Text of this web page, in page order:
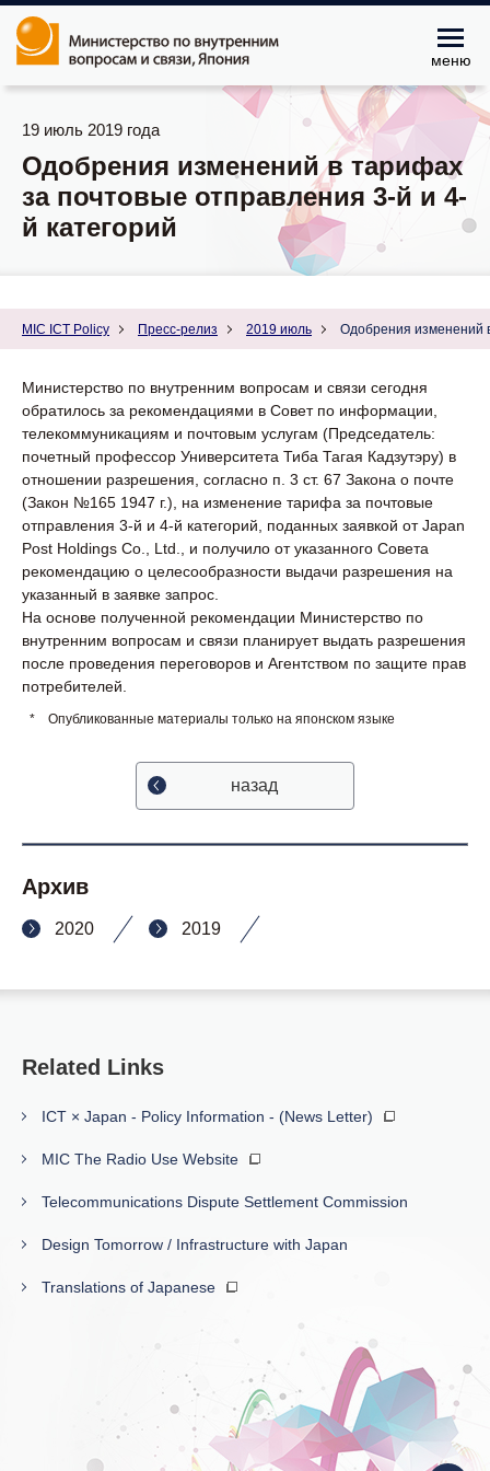
меню
MIC ICT Policy Пресс-релиз 2019 июль Одобрения изменений
19 июль 2019 года
Одобрения изменений в тарифах
за почтовые отправления 3-й и 4-
й категорий
Министерство по внутренним вопросам и связи сегодня
обратилось за рекомендациями в Совет по информации,
телекоммуникациям и почтовым услугам (Председатель:
почетный профессор Университета Тиба Тагая Кадзутэру) в
отношении разрешения, согласно п. 3 ст. 67 Закона о почте
(Закон №165 1947 г.), на изменение тарифа за почтовые
отправления 3-й и 4-й категорий, поданных заявкой от Japan
Post Holdings Co., Ltd., и получило от указанного Совета
рекомендацию о целесообразности выдачи разрешения на
указанный в заявке запрос.
На основе полученной рекомендации Министерство по
внутренним вопросам и связи планирует выдать разрешения
после проведения переговоров и Агентством по защите прав
потребителей.
* Опубликованные материалы только на японском языке
назад
Архив
2020 2019
Related Links
ICT × Japan - Policy Information - (News Letter)
MIC The Radio Use Website
Telecommunications Dispute Settlement Commission
Design Tomorrow / Infrastructure with Japan
Translations of Japanese